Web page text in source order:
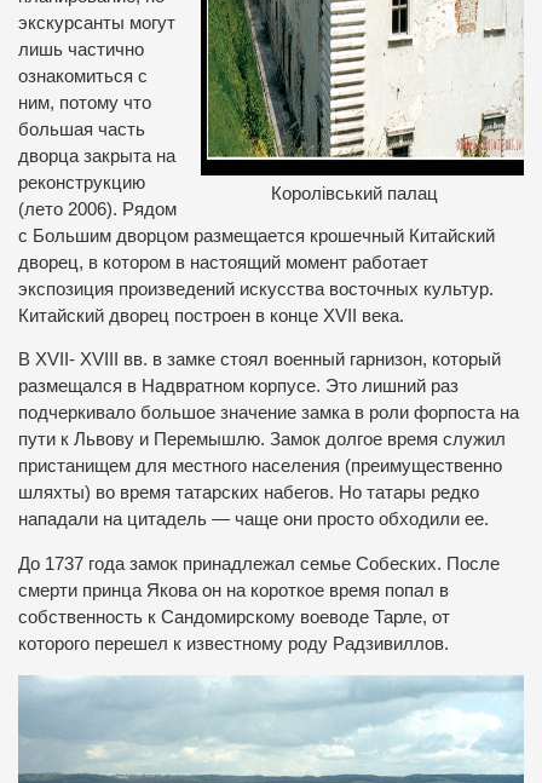
Королівський палац
экскурсанты могут
лишь частично
ознакомиться с
ним, потому что
большая часть
дворца закрыта на
реконструкцию
(лето 2006). Рядом
с Большим дворцом размещается крошечный Китайский
дворец, в котором в настоящий момент работает
экспозиция произведений искусства восточных культур.
Китайский дворец построен в конце ХVII века.
В ХVII- ХVIIІ вв. в замке стоял военный гарнизон, который
размещался в Надвратном корпусе. Это лишний раз
подчеркивало большое значение замка в роли форпоста на
пути к Львову и Перемышлю. Замок долгое время служил
пристанищем для местного населения (преимущественно
шляхты) во время татарских набегов. Но татары редко
нападали на цитадель — чаще они просто обходили ее.
До 1737 года замок принадлежал семье Собеских. После
смерти принца Якова он на короткое время попал в
собственность к Сандомирскому воеводе Тарле, от
которого перешел к известному роду Радзивиллов.